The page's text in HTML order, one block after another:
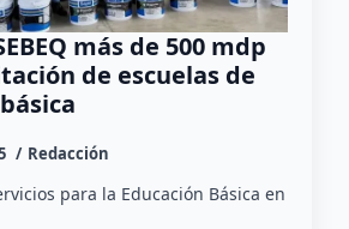
más de 500 mdp
de escuelas de
Redacción
para la Educación Básica en